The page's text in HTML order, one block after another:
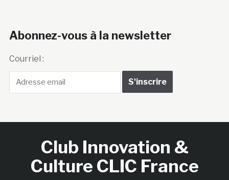
Abonnez-vous à la newsletter
Courriel :
Club Innovation &
Culture CLIC France